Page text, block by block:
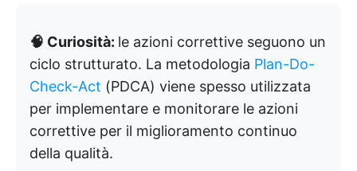
🧠 Curiosità: le azioni correttive seguono un
ciclo strutturato. La metodologia Plan-Do-
Check-Act (PDCA) viene spesso utilizzata
per implementare e monitorare le azioni
correttive per il miglioramento continuo
della qualità.